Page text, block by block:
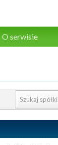
O serwisie